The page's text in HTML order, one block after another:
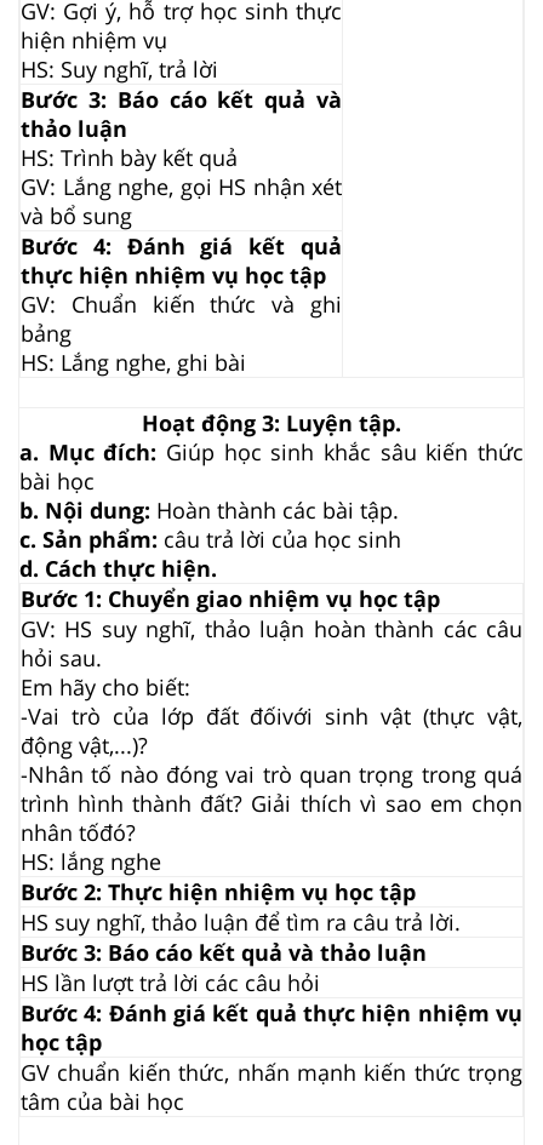
GV: Gợi ý, hỗ trợ học sinh thực
hiện nhiệm vụ
HS: Suy nghĩ, trả lời
Bước 3: Báo cáo kết quả và
thảo luận
HS: Trình bày kết quả
GV: Lắng nghe, gọi HS nhận xét
và bổ sung
Bước 4: Đánh giá kết quả
thực hiện nhiệm vụ học tập
GV: Chuẩn kiến thức và ghi
bảng
HS: Lắng nghe, ghi bài
Hoạt động 3: Luyện tập.
a. Mục đích: Giúp học sinh khắc sâu kiến thức
bài học
b. Nội dung: Hoàn thành các bài tập.
c. Sản phẩm: câu trả lời của học sinh
d. Cách thực hiện.
Bước 1: Chuyển giao nhiệm vụ học tập
GV: HS suy nghĩ, thảo luận hoàn thành các câu
hỏi sau.
Em hãy cho biết:
-Vai trò của lớp đất đốivới sinh vật (thực vật,
động vật,...)?
-Nhân tố nào đóng vai trò quan trọng trong quá
trình hình thành đất? Giải thích vì sao em chọn
nhân tốđó?
HS: lắng nghe
Bước 2: Thực hiện nhiệm vụ học tập
HS suy nghĩ, thảo luận để tìm ra câu trả lời.
Bước 3: Báo cáo kết quả và thảo luận
HS lần lượt trả lời các câu hỏi
Bước 4: Đánh giá kết quả thực hiện nhiệm vụ
học tập
GV chuẩn kiến thức, nhấn mạnh kiến thức trọng
tâm của bài học